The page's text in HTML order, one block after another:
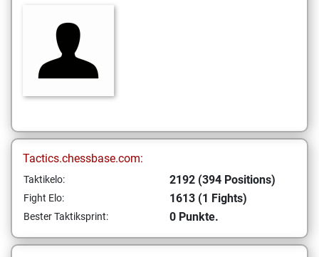
Tactics.chessbase.com:
Taktikelo: 2192 (394 Positions)
Fight Elo: 1613 (1 Fights)
Bester Taktiksprint: 0 Punkte.